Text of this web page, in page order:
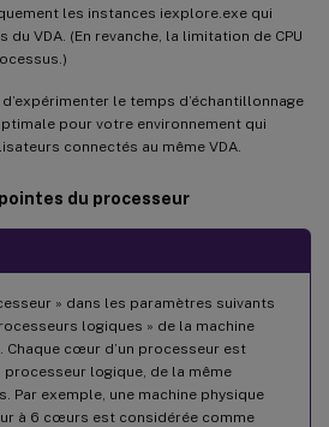
les instances iexplore.exe qui
VDA. (En revanche, la limitation de CPU
le temps d’échantillonnage
pour votre environnement qui
connectés au même VDA.
du processeur
» dans les paramètres suivants
logiques » de la machine
Chaque cœur d’un processeur est
processeur logique, de la même
Par exemple, une machine physique
à 6 cœurs est considérée comme